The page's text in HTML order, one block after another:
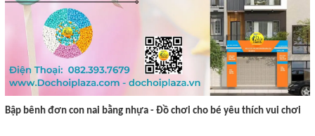
Bập bênh đơn con nai bằng nhựa - Đồ chơi cho bé yêu thích vui chơi